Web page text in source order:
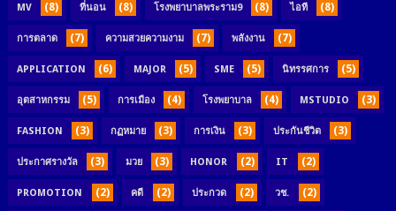
MV (8) ที่นอน (8) โรงพยาบาลพระราม9 (8) ไอที (8)
การตลาด (7) ความสวยความงาม (7) พลังงาน (7)
APPLICATION (6) MAJOR (5) SME (5) นิทรรศการ (5)
อุตสาหกรรม (5) การเมือง (4) โรงพยาบาล (4) MSTUDIO (3)
FASHION (3) กฏหมาย (3) การเงิน (3) ประกันชีวิต (3)
ประกาศรางวัล (3) มวย (3) HONOR (2) IT (2)
PROMOTION (2) คดี (2) ประกวด (2) วช. (2)